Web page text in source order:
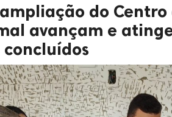
do Centro
avançam e